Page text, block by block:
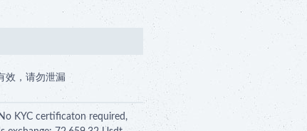
效，请勿泄漏
KYC certificaton required,